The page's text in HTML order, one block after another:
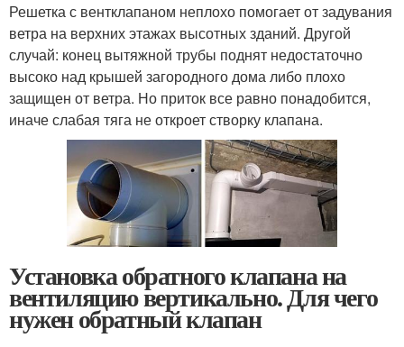
Решетка с вентклапаном неплохо помогает от задувания
ветра на верхних этажах высотных зданий. Другой
случай: конец вытяжной трубы поднят недостаточно
высоко над крышей загородного дома либо плохо
защищен от ветра. Но приток все равно понадобится,
иначе слабая тяга не откроет створку клапана.
Установка обратного клапана на
вентиляцию вертикально. Для чего
нужен обратный клапан